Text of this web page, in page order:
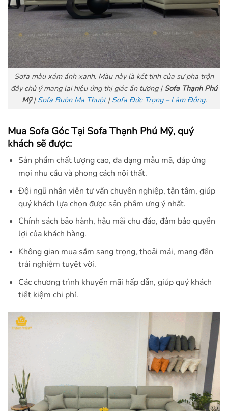
Sofa màu xám ánh xanh. Màu này là kết tinh của sự pha trộn
đầy chủ ý mang lại hiệu ứng thị giác ấn tượng | Sofa Thạnh Phú
Mỹ| Sofa Buôn Ma Thuột| Sofa Đức Trọng – Lâm Đồng.
Mua Sofa Góc Tại Sofa Thạnh Phú Mỹ, quý
khách sẽ được:
Sản phẩm chất lượng cao, đa dạng mẫu mã, đáp ứng
mọi nhu cầu và phong cách nội thất.
Đội ngũ nhân viên tư vấn chuyên nghiệp, tận tâm, giúp
quý khách lựa chọn được sản phẩm ưng ý nhất.
Chính sách bảo hành, hậu mãi chu đáo, đảm bảo quyền
lợi của khách hàng.
Không gian mua sắm sang trọng, thoải mái, mang đến
trải nghiệm tuyệt vời.
Các chương trình khuyến mãi hấp dẫn, giúp quý khách
tiết kiệm chi phí.